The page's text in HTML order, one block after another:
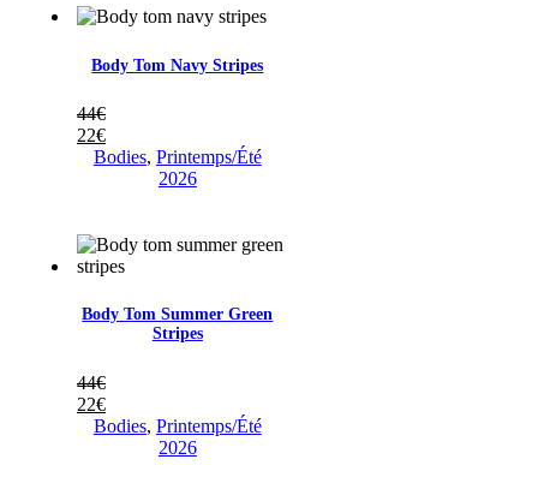
Body Tom Navy Stripes
44€
22€
Bodies, Printemps/Été
2026
Body Tom Summer Green
Stripes
44€
22€
Bodies, Printemps/Été
2026